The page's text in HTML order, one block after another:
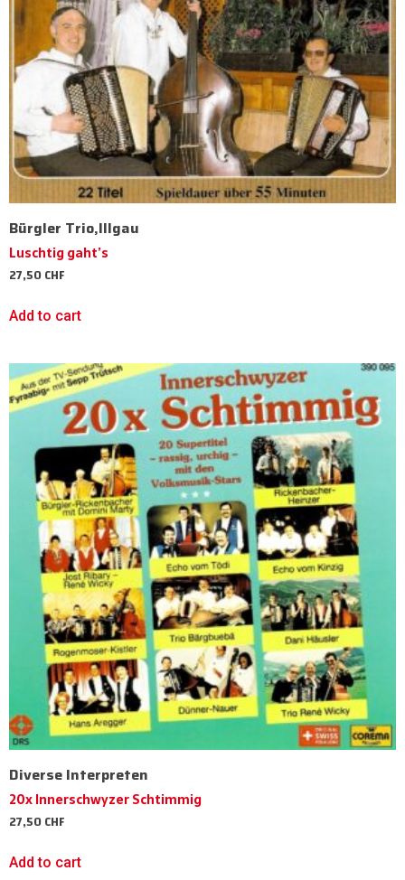
Bürgler Trio,Illgau
Luschtig gaht’s
27,50CHF
Add to cart
Diverse Interpreten
20x Innerschwyzer Schtimmig
27,50CHF
Add to cart